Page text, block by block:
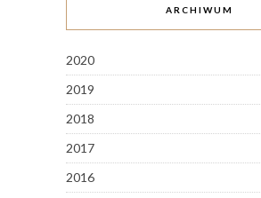
ARCHIWUM
2020
2019
2018
2017
2016